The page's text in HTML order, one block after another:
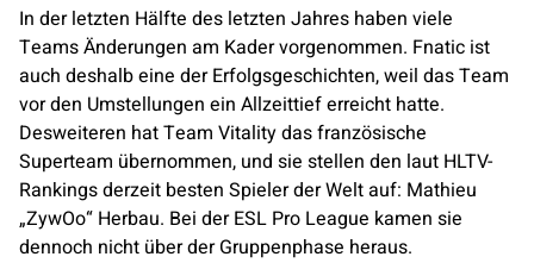
In der letzten Hälfte des letzten Jahres haben viele
Teams Änderungen am Kader vorgenommen. Fnatic ist
auch deshalb eine der Erfolgsgeschichten, weil das Team
vor den Umstellungen ein Allzeittief erreicht hatte.
Desweiteren hatTeam Vitalitydas französische
Superteam übernommen, und sie stellen den laut HLTV-
Rankings derzeit besten Spieler der Welt auf: Mathieu
„ZywOo“ Herbau. Bei der ESL Pro League kamen sie
dennoch nicht über der Gruppenphase heraus.